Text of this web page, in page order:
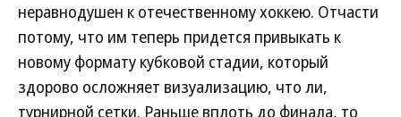
неравнодушен к отечественному хоккею. Отчасти
потому, что им теперь придется привыкать к
новому формату кубковой стадии, который
здорово осложняет визуализацию, что ли,
турнирной сетки. Раньше вплоть до финала, то